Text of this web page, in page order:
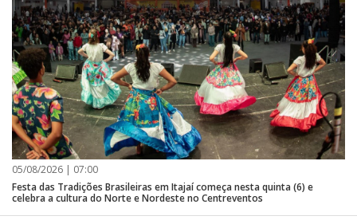
05/08/2026 | 07:00
Festa das Tradições Brasileiras em Itajaí começa nesta quinta (6) e
celebra a cultura do Norte e Nordeste no Centreventos